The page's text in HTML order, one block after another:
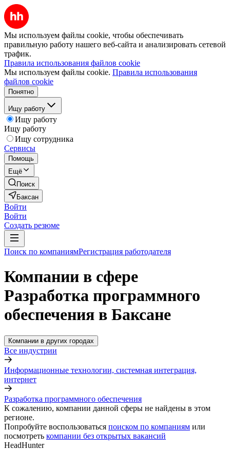
Мы используем файлы cookie, чтобы обеспечивать
правильную работу нашего веб-сайта и анализировать сетевой
трафик.
Правила использования файлов cookie
Мы используем файлы cookie. Правила использования
файлов cookie
Понятно
Ищу работу
Ищу работу
Ищу работу
Ищу сотрудника
Сервисы
Помощь
Ещё
Поиск
Баксан
Войти
Войти
Создать резюме
Поиск по компаниямРегистрация работодателя
Компании в сфере
Разработка программного
обеспечения в Баксане
Компании в других городах
Все индустрии
Информационные технологии, системная интеграция,
интернет
Разработка программного обеспечения
К сожалению, компании данной сферы не найдены в этом
регионе.
Попробуйте воспользоваться поиском по компаниям или
посмотреть компании без открытых вакансий
HeadHunter